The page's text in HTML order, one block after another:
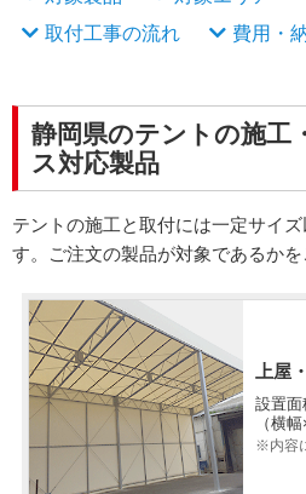
取付工事の流れ
費用・
静岡県のテントの施工
ス対応製品
テントの施工と取付には一定サイ
す。ご注文の製品が対象であるかを
上屋
設置面
（横
※内容